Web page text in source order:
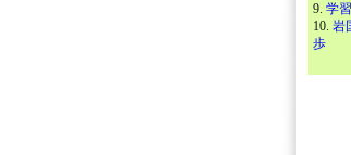
9. 学
10. 岩
歩